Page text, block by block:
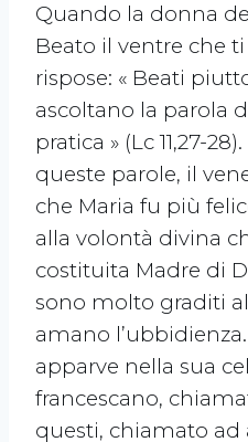
Quando la donna
Beato il ventre che
rispose: « Beati
ascoltano la parola
pratica » (Lc 11,27-
queste parole, il
che Maria fu più
alla volontà divina
costituita Madre di
sono molto graditi
amano
apparve nella sua
francescano,
questi, chiamato ad